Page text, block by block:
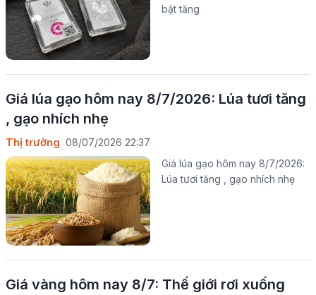
bật tăng
Giá lúa gạo hôm nay 8/7/2026: Lúa tươi tăng
, gạo nhích nhẹ
Thị trường 08/07/2026 22:37
Giá lúa gạo hôm nay 8/7/2026:
Lúa tươi tăng , gạo nhích nhẹ
Giá vàng hôm nay 8/7: Thế giới rơi xuống